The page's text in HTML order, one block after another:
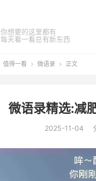
你想要的这里都有
每天看一看总有新东西
值得一看  微语录  正文
微语录精选:减
2025-11-04